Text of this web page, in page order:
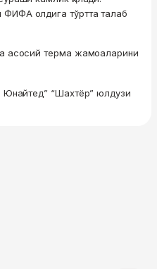
олдига тўртта талаб
асосий терма жамоаларини
Юнайтед” “Шахтёр” юлдузи